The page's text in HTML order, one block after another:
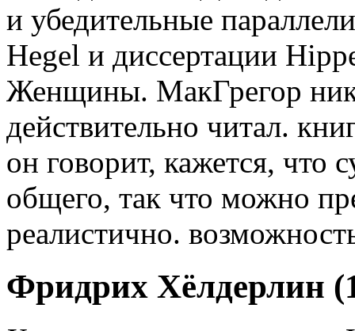
и убедительные
Hegel и диссертации
Женщины. МакГрегор
действительно читал.
он говорит, кажется, что
общего, так что можно
реалистично.
Фридрих Хёлдерлин